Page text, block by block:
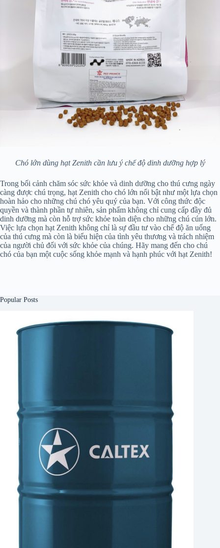
Chó lớn dùng hạt Zenith cần lưu ý chế độ dinh dưỡng hợp lý
Trong bối cảnh chăm sóc sức khỏe và dinh dưỡng cho thú cưng ngày
càng được chú trọng, hạt Zenith cho chó lớn nổi bật như một lựa chọn
hoàn hảo cho những chú chó yêu quý của bạn. Với công thức độc
quyền và thành phần tự nhiên, sản phẩm không chỉ cung cấp đầy đủ
dinh dưỡng mà còn hỗ trợ sức khỏe toàn diện cho những chú cún lớn.
Việc lựa chọn hạt Zenith không chỉ là sự đầu tư vào chế độ ăn uống
của thú cưng mà còn là biểu hiện của tình yêu thương và trách nhiệm
của người chủ đối với sức khỏe của chúng. Hãy mang đến cho chú
chó của bạn một cuộc sống khỏe mạnh và hạnh phúc với hạt Zenith!
Popular Posts